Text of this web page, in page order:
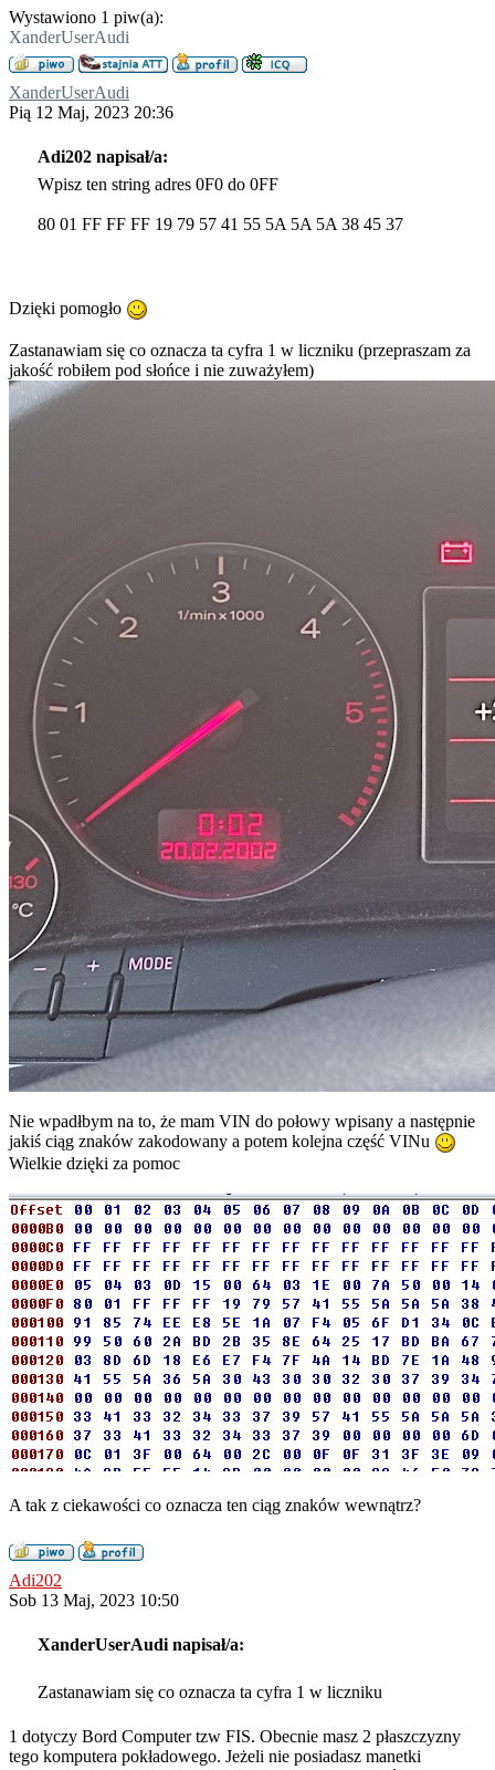
Wystawiono 1 piw(a):
XanderUserAudi
XanderUserAudi
Pią 12 Maj, 2023 20:36
Adi202 napisał/a:
Wpisz ten string adres 0F0 do 0FF
80 01 FF FF FF 19 79 57 41 55 5A 5A 5A 38 45 37
Dzięki pomogło
Zastanawiam się co oznacza ta cyfra 1 w liczniku (przepraszam za
jakość robiłem pod słońce i nie zuważyłem)
Nie wpadłbym na to, że mam VIN do połowy wpisany a następnie
jakiś ciąg znaków zakodowany a potem kolejna część VINu
Wielkie dzięki za pomoc
A tak z ciekawości co oznacza ten ciąg znaków wewnątrz?
Adi202
Sob 13 Maj, 2023 10:50
XanderUserAudi napisał/a:
Zastanawiam się co oznacza ta cyfra 1 w liczniku
1 dotyczy Bord Computer tzw FIS. Obecnie masz 2 płaszczyzny
tego komputera pokładowego. Jeżeli nie posiadasz manetki